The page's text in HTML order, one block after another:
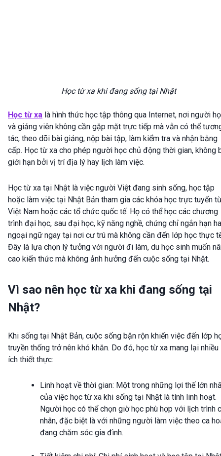
Học từ xa khi đang sống tại Nhật
Học từ xa là hình thức học tập thông qua Internet, nơi người
và giảng viên không cần gặp mặt trực tiếp mà vẫn có thể
tác, theo dõi bài giảng, nộp bài tập, làm kiểm tra và nhận bằng
cấp. Học từ xa cho phép người học chủ động thời gian, không
giới hạn bởi vị trí địa lý hay lịch làm việc.
Học từ xa tại Nhật là việc người Việt đang sinh sống, học tập
hoặc làm việc tại Nhật Bản tham gia các khóa học trực tuyến
Việt Nam hoặc các tổ chức quốc tế. Họ có thể học các chương
trình đại học, sau đại học, kỹ năng nghề, chứng chỉ ngắn hạn
ngoại ngữ ngay tại nơi cư trú mà không cần đến lớp học thực
Đây là lựa chọn lý tưởng với người đi làm, du học sinh muốn
cao kiến thức mà không ảnh hưởng đến cuộc sống tại Nhật.
Vì sao nên học từ xa khi đang sống tại
Nhật?
Khi sống tại Nhật Bản, cuộc sống bận rộn khiến việc đến lớp
truyền thống trở nên khó khăn. Do đó, học từ xa mang lại nhiều
ích thiết thực:
Linh hoạt về thời gian: Một trong những lợi thế lớn
của việc học từ xa khi sống tại Nhật là tính linh hoạt.
Người học có thể chọn giờ học phù hợp với lịch trình
nhân, đặc biệt là với những người làm việc theo ca
đang chăm sóc gia đình.